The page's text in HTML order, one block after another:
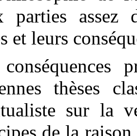
parties assez
et leurs
thèses
sur la